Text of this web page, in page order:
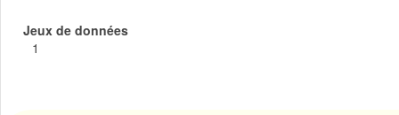
Jeux de données
1